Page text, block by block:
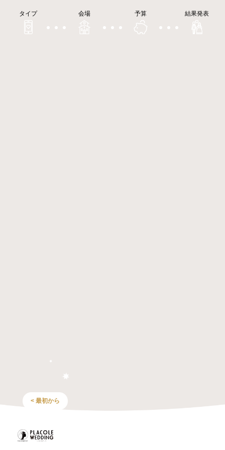
タイプ 会場 予算 結果発表
< 最初から